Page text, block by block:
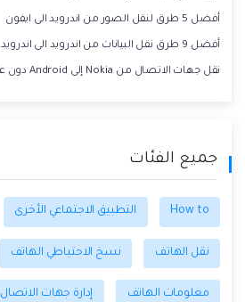
أفضل 5 طرق لنقل الصور من اندرويد الى ايفون
أفضل 9 طرق نقل البيانات من اندرويد الى اندرويد
نقل جهات الاتصال من Nokia إلى Android دون عناء
جميع الفئات
How to التطبيق الاجتماعي الأخرى
نقل الهاتف نسخ الاحتياطي الهاتف
معلومات الهاتف إدارة جهات الاتصال